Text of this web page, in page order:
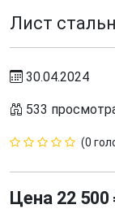
Лист
30.04.2024
533
(0
Цена 22 500